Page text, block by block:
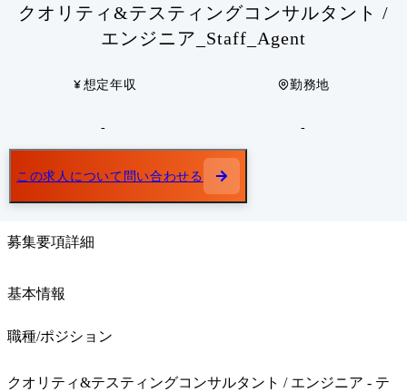
クオリティ&テスティングコンサルタント /
エンジニア_Staff_Agent
想定年収
-
勤務地
-
この求人について問い合わせる
募集要項詳細
基本情報
職種/ポジション
クオリティ&テスティングコンサルタント / エンジニア - テ